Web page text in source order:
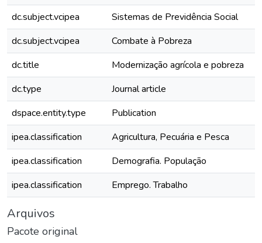
dc.subject.vcipea
Sistemas de Previdência Social
dc.subject.vcipea
Combate à Pobreza
dc.title
Modernização agrícola e pobreza
dc.type
Journal article
dspace.entity.type
Publication
ipea.classification
Agricultura, Pecuária e Pesca
ipea.classification
Demografia. População
ipea.classification
Emprego. Trabalho
Arquivos
Pacote original